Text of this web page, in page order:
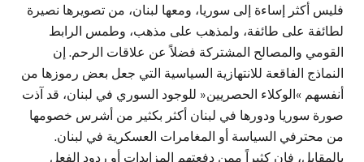
فليس أكثر إساءة إلى سوريا، ومعها لبنان، من تصويرها نصيرة
لطائفة على طائفة، ولمذهب على مذهب، وطمس الرابط
القومي والمصالح المشتركة فضلاً عن علاقات الرحم. إن
النماذج الفاقعة للانتهازية السياسية التي جعل بعض رموزها من
أنفسهم »الوكلاء الحصريين« للوجود السوري في لبنان، قد آذت
صورة سوريا ودورها في لبنان أكثر بكثير من أشرس خصومها
من محترفي السياسة أو المغامرات العسكرية في لبنان.
بالمقابل، فإن كثيراً ممن دفعتهم المزايدات أو ردود الفعل